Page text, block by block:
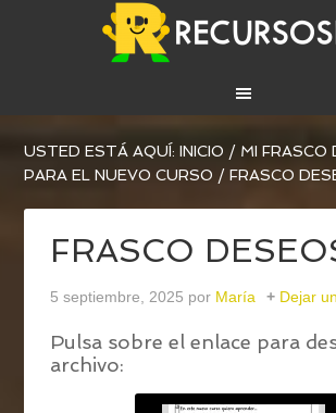
USTED ESTÁ AQUÍ:INICIO / MI FRASCO
PARA EL NUEVO CURSO / FRASCO
FRASCO
5 septiembre, 2025 por María Dejar
Pulsa sobre el enlace para
archivo: